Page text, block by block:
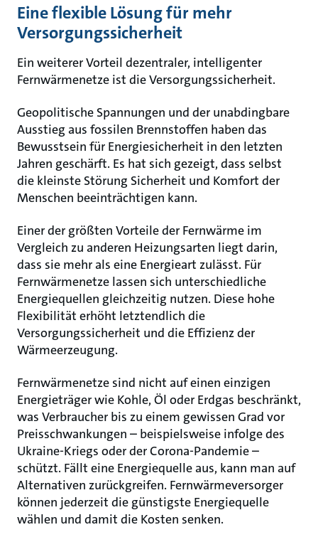
Eine flexible Lösung für mehr
Versorgungssicherheit
Ein weiterer Vorteil dezentraler, intelligenter
Fernwärmenetze ist die Versorgungssicherheit.
Geopolitische Spannungen und der unabdingbare
Ausstieg aus fossilen Brennstoffen haben das
Bewusstsein für Energiesicherheit in den letzten
Jahren geschärft. Es hat sich gezeigt, dass selbst
die kleinste Störung Sicherheit und Komfort der
Menschen beeinträchtigen kann.
Einer der größten Vorteile der Fernwärme im
Vergleich zu anderen Heizungsarten liegt darin,
dass sie mehr als eine Energieart zulässt. Für
Fernwärmenetze lassen sich unterschiedliche
Energiequellen gleichzeitig nutzen. Diese hohe
Flexibilität erhöht letztendlich die
Versorgungssicherheit und die Effizienz der
Wärmeerzeugung.
Fernwärmenetze sind nicht auf einen einzigen
Energieträger wie Kohle, Öl oder Erdgas beschränkt,
was Verbraucher bis zu einem gewissen Grad vor
Preisschwankungen – beispielsweise infolge des
Ukraine-Kriegs oder der Corona-Pandemie –
schützt. Fällt eine Energiequelle aus, kann man auf
Alternativen zurückgreifen. Fernwärmeversorger
können jederzeit die günstigste Energiequelle
wählen und damit die Kosten senken.